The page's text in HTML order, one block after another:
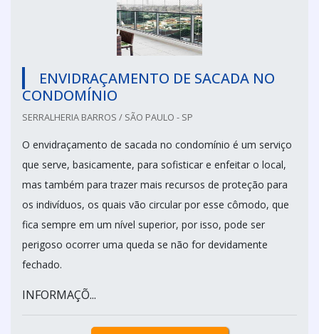
ENVIDRAÇAMENTO DE SACADA NO
CONDOMÍNIO
SERRALHERIA BARROS / SÃO PAULO - SP
O envidraçamento de sacada no condomínio é um serviço
que serve, basicamente, para sofisticar e enfeitar o local,
mas também para trazer mais recursos de proteção para
os indivíduos, os quais vão circular por esse cômodo, que
fica sempre em um nível superior, por isso, pode ser
perigoso ocorrer uma queda se não for devidamente
fechado.
INFORMAÇÕ...